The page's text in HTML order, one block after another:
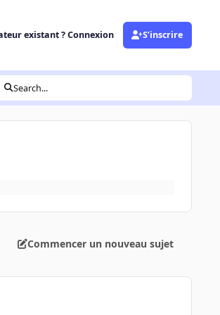
existant ? Connexion S’inscrire
Search...
Commencer un nouveau sujet